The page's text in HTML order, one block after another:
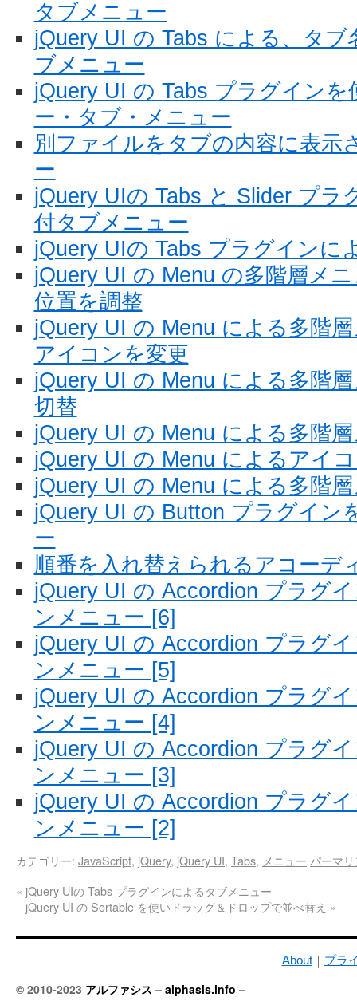
タブメニュー
jQuery UI の Tabs による、タ
ブメニュー
jQuery UI の Tabs プラグイン
ー・タブ・メニュー
別ファイルをタブの内容に表示
ー
jQuery UIの Tabs と Slider プラ
付タブメニュー
jQuery UIの Tabs プラグインに
jQuery UI の Menu の多階層メ
位置を調整
jQuery UI の Menu による多階
アイコンを変更
jQuery UI の Menu による多階
切替
jQuery UI の Menu による多階
jQuery UI の Menu によるアイ
jQuery UI の Menu による多階
jQuery UI の Button プラグイン
ー
順番を入れ替えられるアコーデ
jQuery UI の Accordion プラグ
ンメニュー [6]
jQuery UI の Accordion プラグ
ンメニュー [5]
jQuery UI の Accordion プラグ
ンメニュー [4]
jQuery UI の Accordion プラグ
ンメニュー [3]
jQuery UI の Accordion プラグ
ンメニュー [2]
カテゴリー: JavaScript, jQuery, jQuery UI, Tabs, メニュー パーマ
« jQuery UIの Tabs プラグインによるタブメニュー
jQuery UI の Sortable を使いドラッグ＆ドロップで並べ替え »
About｜ プラ
© 2010-2023 アルファシス – alphasis.info –